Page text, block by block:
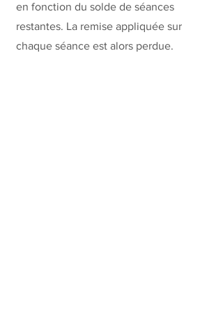
en fonction du solde de séances
restantes. La remise appliquée sur
chaque séance est alors perdue.